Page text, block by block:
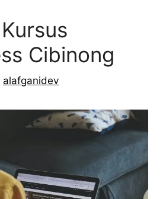
Cibinong
alafganidev